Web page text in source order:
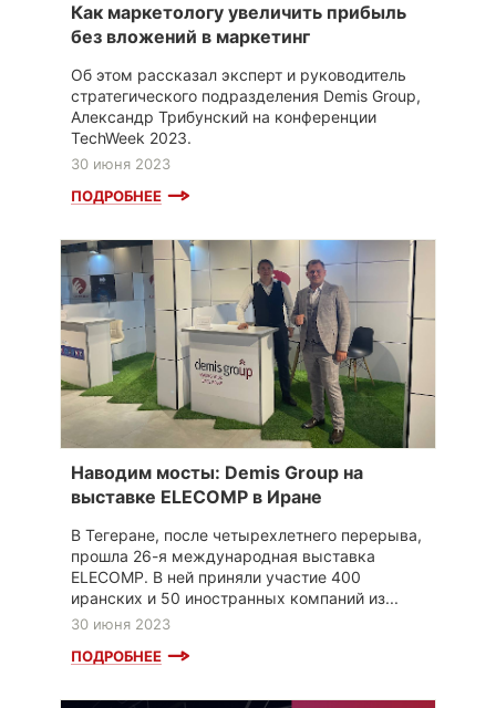
Как маркетологу увеличить прибыль
без вложений в маркетинг
Об этом рассказал эксперт и руководитель
стратегического подразделения Demis Group,
Александр Трибунский на конференции
TechWeek 2023.
30 июня 2023
ПОДРОБНЕЕ
Наводим мосты: Demis Group на
выставке ELECOMP в Иране
В Тегеране, после четырехлетнего перерыва,
прошла 26-я международная выставка
ELECOMP. В ней приняли участие 400
иранских и 50 иностранных компаний из...
30 июня 2023
ПОДРОБНЕЕ